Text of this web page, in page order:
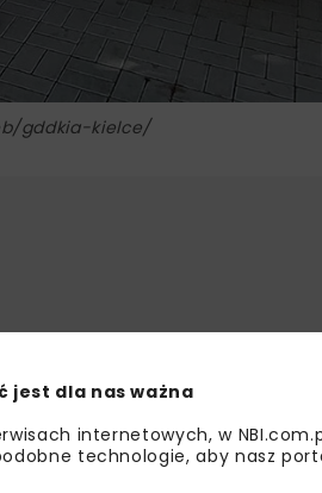
gddkia-kielce/
jest dla nas ważna
internetowych, w
technologie, aby nasz